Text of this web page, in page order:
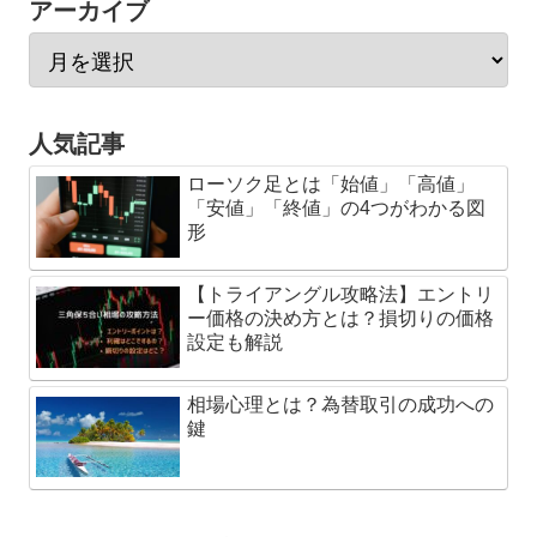
アーカイブ
人気記事
ローソク足とは「始値」「高値」
「安値」「終値」の4つがわかる図
形
【トライアングル攻略法】エントリ
ー価格の決め方とは？損切りの価格
設定も解説
相場心理とは？為替取引の成功への
鍵